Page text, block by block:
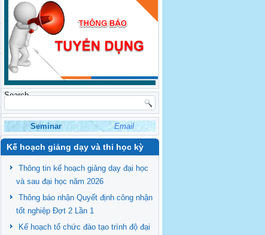
Search
Seminar Email
Kế hoạch giảng dạy và thi học kỳ
Thông tin kế hoạch giảng dạy đại học
và sau đại học năm 2026
Thông báo nhận Quyết định công nhận
tốt nghiệp Đợt 2 Lần 1
Kế hoạch tổ chức đào tạo trình độ đại